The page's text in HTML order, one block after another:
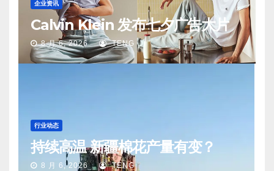
企业资讯
Calvin Klein 发布七夕广告大片
8 月 6, 2026 TENG
行业动态
持续高温 新疆棉花产量有变？
8 月 6, 2026 TENG